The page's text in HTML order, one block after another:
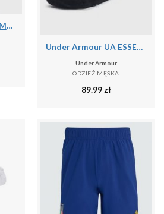
Under Armour UA ARMOUR FLEECE JOGGERS Spodnie męskie
Under Armour UA ESSENTIAL NO SHOW 6PK Skarpety uniseks
Under Armour
ODZIEŻ MĘSKA
89.99 zł